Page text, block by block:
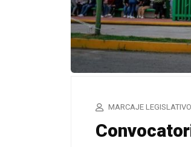
MARCAJE LEGISLATIVO